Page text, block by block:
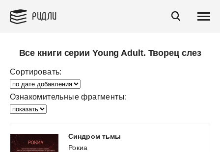
РИДЛИ
Все книги серии Young Adult. Творец слез
Сортировать:
Ознакомительные фрагменты:
Синдром тьмы
Рокиа